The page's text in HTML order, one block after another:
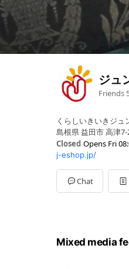
ジュ
Friends
くらしいきいきジュ
島根県 益田市 高津7-
Closed Opens Fri
Mon08:00 - 19:30
Tue08:00 - 19:30
Wed08:00 - 19:30
Thu08:00 - 19:30
j-eshop.jp/
Chat
Mixed media